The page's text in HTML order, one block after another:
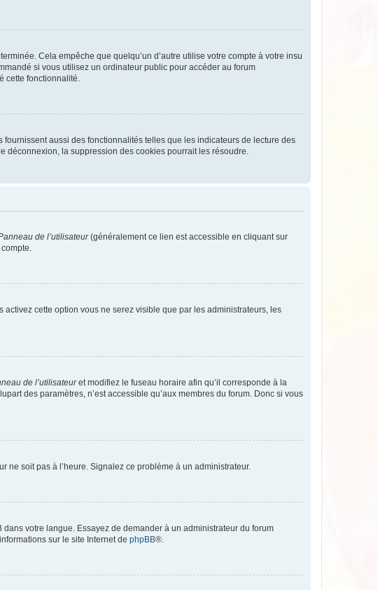
Cela empêche que quelqu’un d’autre utilise votre compte à votre insu
si vous utilisez un ordinateur public pour accéder au forum
cette fonctionnalité.
aussi des fonctionnalités telles que les indicateurs de lecture des
la suppression des cookies pourrait les résoudre.
de l’utilisateur(généralement ce lien est accessible en cliquant sur
activez cette option vous ne serez visible que par les administrateurs, les
de l’utilisateuret modifiez le fuseau horaire afin qu’il corresponde à la
des paramètres, n’est accessible qu’aux membres du forum. Donc si vous
ne soit pas à l’heure. Signalez ce problème à un administrateur.
votre langue. Essayez de demander à un administrateur du forum
sur le site Internet de phpBB®.